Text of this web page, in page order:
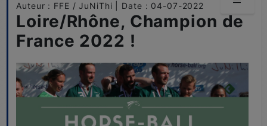
Auteur : FFE / JuNiThi | Date : 04-07-2022
Loire/Rhône, Champion de
France 2022 !